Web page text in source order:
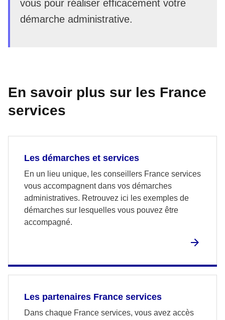
vous pour réaliser efficacement votre
démarche administrative.
En savoir plus sur les France
services
Les démarches et services
En un lieu unique, les conseillers France services
vous accompagnent dans vos démarches
administratives. Retrouvez ici les exemples de
démarches sur lesquelles vous pouvez être
accompagné.
Les partenaires France services
Dans chaque France services, vous avez accès